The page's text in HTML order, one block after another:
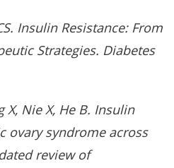
Insulin Resistance: From
Strategies. Diabetes
X, Nie X, He B. Insulin
ovary syndrome across
review of